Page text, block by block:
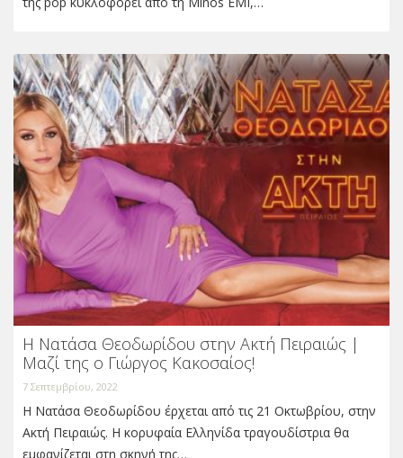
Η Νατάσα Θεοδωρίδου στην Ακτή Πειραιώς |
Μαζί της ο Γιώργος Κακοσαίος!
7 Σεπτεμβρίου, 2022
Η Νατάσα Θεοδωρίδου έρχεται από τις 21 Οκτωβρίου, στην
Ακτή Πειραιώς. Η κορυφαία Ελληνίδα τραγουδίστρια θα
εμφανίζεται στη σκηνή της…